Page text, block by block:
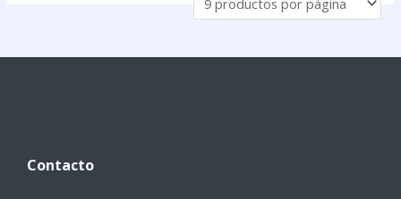
Contacto